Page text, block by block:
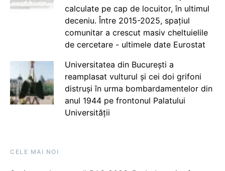
calculate pe cap de locuitor, în ultimul
deceniu. Între 2015-2025, spațiul
comunitar a crescut masiv cheltuielile
de cercetare - ultimele date Eurostat
Universitatea din București a
reamplasat vulturul și cei doi grifoni
distruși în urma bombardamentelor din
anul 1944 pe frontonul Palatului
Universității
CELE MAI NOI